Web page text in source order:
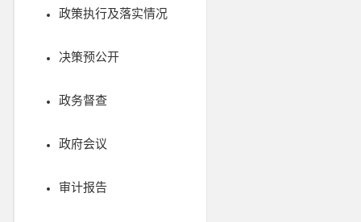
政策执行及落实情况
决策预公开
政务督查
政府会议
审计报告